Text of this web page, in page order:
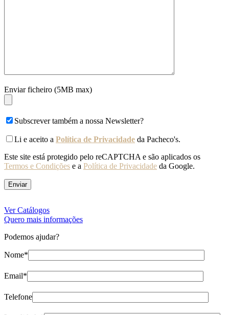
Enviar ficheiro (5MB max)
Subscrever também a nossa Newsletter?
Li e aceito a Política de Privacidade da Pacheco's.
Este site está protegido pelo reCAPTCHA e são aplicados os
Termos e Condições e a Política de Privacidade da Google.
Ver Catálogos
Quero mais informações
Podemos ajudar?
Nome*
Email*
Telefone